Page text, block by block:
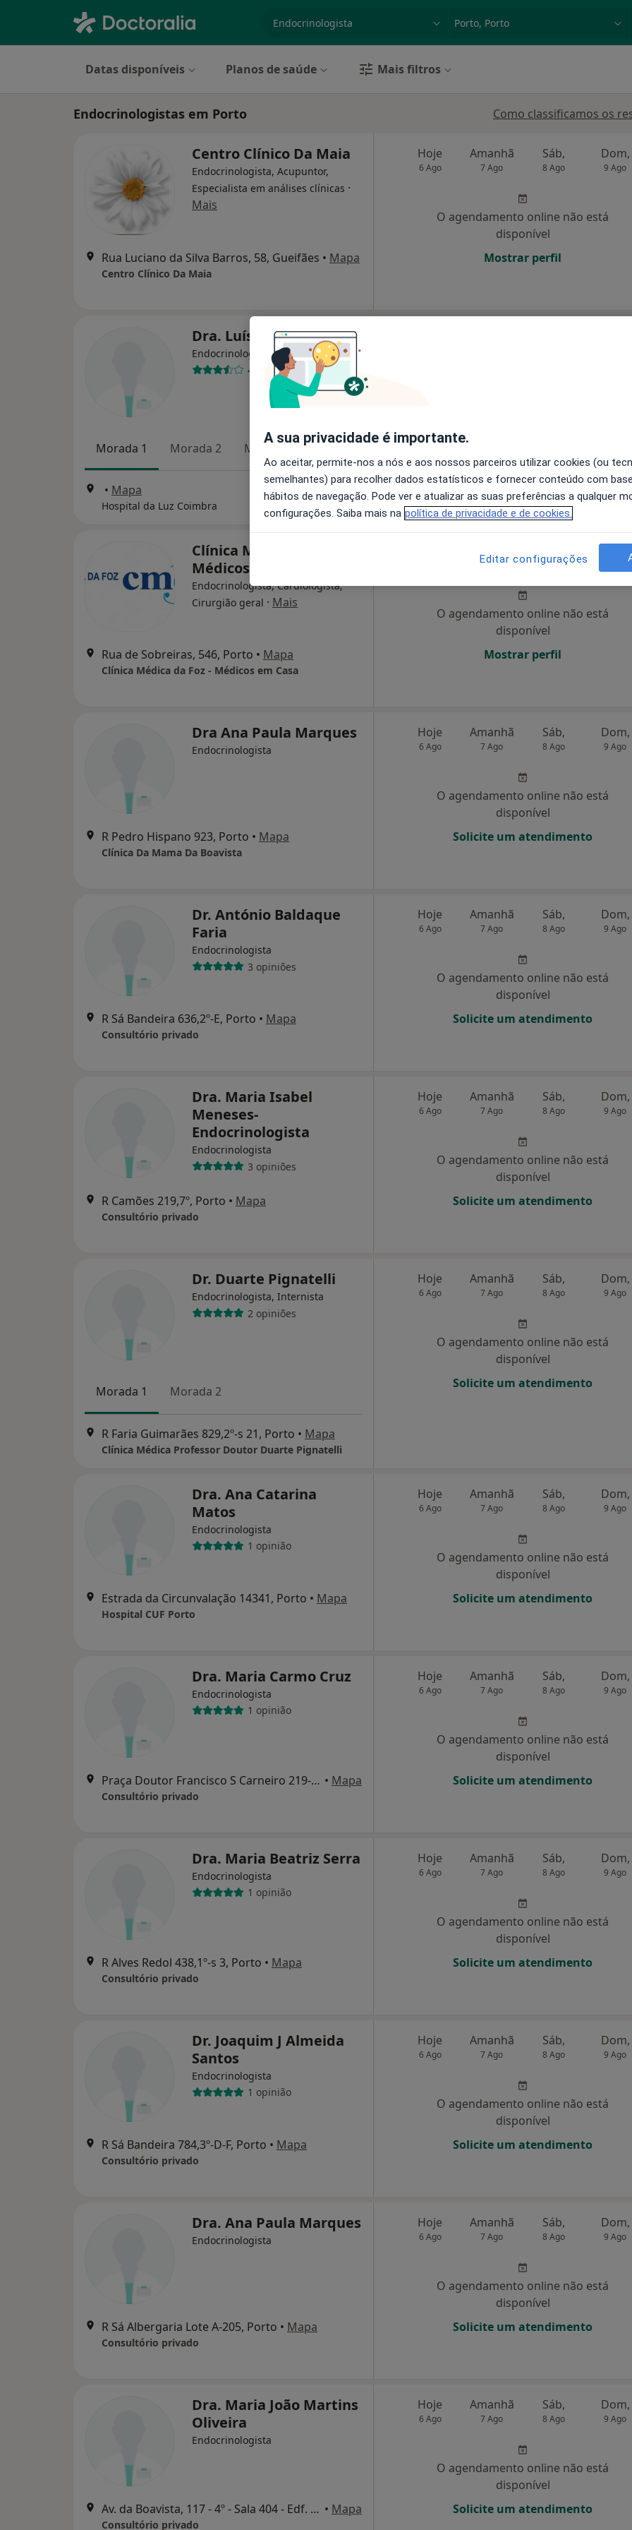
Datas disponíveis Planos de saúde Mais filtros
Endocrinologistas em Porto Como classificamos os
Centro Clínico Da Maia
Endocrinologista, Acupuntor,
Especialista em análises clínicas ·
Mais
Rua Luciano da Silva Barros, 58, Gueifães • Mapa
Centro Clínico Da Maia
Hoje
6 Ago
Amanhã
7 Ago
Sáb,
8 Ago
Dom,
9 Ago
O agendamento online não está
disponível
Mostrar perfil
Dra. Luísa Nolan Ruas
Endocrinologista
4 opiniões
Morada 1 Morada 2 Morada 3
• Mapa
Hospital da Luz Coimbra
Solicite um atendimento
Clínica Médica da Foz -
Médicos em Casa
Endocrinologista, Cardiologista,
Cirurgião geral · Mais
Rua de Sobreiras, 546, Porto • Mapa
Clínica Médica da Foz - Médicos em Casa
7 Ago 8 Ago
O agendamento online não está
disponível
Mostrar perfil
Dra Ana Paula Marques
Endocrinologista
R Pedro Hispano 923, Porto • Mapa
Clínica Da Mama Da Boavista
Hoje
6 Ago
Amanhã
7 Ago
Sáb,
8 Ago
Dom,
9 Ago
O agendamento online não está
disponível
Solicite um atendimento
Dr. António Baldaque
Faria
Endocrinologista
3 opiniões
R Sá Bandeira 636,2º-E, Porto • Mapa
Consultório privado
Hoje
6 Ago
Amanhã
7 Ago
Sáb,
8 Ago
Dom,
9 Ago
O agendamento online não está
disponível
Solicite um atendimento
Dra. Maria Isabel
Meneses-
Endocrinologista
Endocrinologista
3 opiniões
R Camões 219,7º, Porto • Mapa
Consultório privado
Hoje
6 Ago
Amanhã
7 Ago
Sáb,
8 Ago
Dom,
9 Ago
O agendamento online não está
disponível
Solicite um atendimento
Dr. Duarte Pignatelli
Endocrinologista, Internista
2 opiniões
Morada 1 Morada 2
R Faria Guimarães 829,2º-s 21, Porto • Mapa
Clínica Médica Professor Doutor Duarte Pignatelli
Hoje
6 Ago
Amanhã
7 Ago
Sáb,
8 Ago
Dom,
9 Ago
O agendamento online não está
disponível
Solicite um atendimento
Dra. Ana Catarina
Matos
Endocrinologista
1 opinião
Estrada da Circunvalação 14341, Porto • Mapa
Hospital CUF Porto
Hoje
6 Ago
Amanhã
7 Ago
Sáb,
8 Ago
Dom,
9 Ago
O agendamento online não está
disponível
Solicite um atendimento
Dra. Maria Carmo Cruz
Endocrinologista
1 opinião
Praça Doutor Francisco S Carneiro 219-Gal-E, Porto • Mapa
Consultório privado
Hoje
6 Ago
Amanhã
7 Ago
Sáb,
8 Ago
Dom,
9 Ago
O agendamento online não está
disponível
Solicite um atendimento
Dra. Maria Beatriz Serra
Endocrinologista
1 opinião
R Alves Redol 438,1º-s 3, Porto • Mapa
Consultório privado
Hoje
6 Ago
Amanhã
7 Ago
Sáb,
8 Ago
Dom,
9 Ago
O agendamento online não está
disponível
Solicite um atendimento
Dr. Joaquim J Almeida
Santos
Endocrinologista
1 opinião
R Sá Bandeira 784,3º-D-F, Porto • Mapa
Consultório privado
Hoje
6 Ago
Amanhã
7 Ago
Sáb,
8 Ago
Dom,
9 Ago
O agendamento online não está
disponível
Solicite um atendimento
Dra. Ana Paula Marques
Endocrinologista
R Sá Albergaria Lote A-205, Porto • Mapa
Consultório privado
Hoje
6 Ago
Amanhã
7 Ago
Sáb,
8 Ago
Dom,
9 Ago
O agendamento online não está
disponível
Solicite um atendimento
Dra. Maria João Martins
Oliveira
Endocrinologista
Av. da Boavista, 117 - 4º - Sala 404 - Edf. Oporto Medical Center, Porto • Mapa
Consultório privado
Hoje
6 Ago
Amanhã
7 Ago
Sáb,
8 Ago
Dom,
9 Ago
O agendamento online não está
disponível
Solicite um atendimento
A sua privacidade é importante.
Ao aceitar, permite-nos a nós e aos nossos parceiros utilizar cookies (ou
semelhantes) para recolher dados estatísticos e fornecer conteúdo com
hábitos de navegação. Pode ver e atualizar as suas preferências a qualquer
configurações. Saiba mais na política de privacidade e de cookies.
Editar configurações